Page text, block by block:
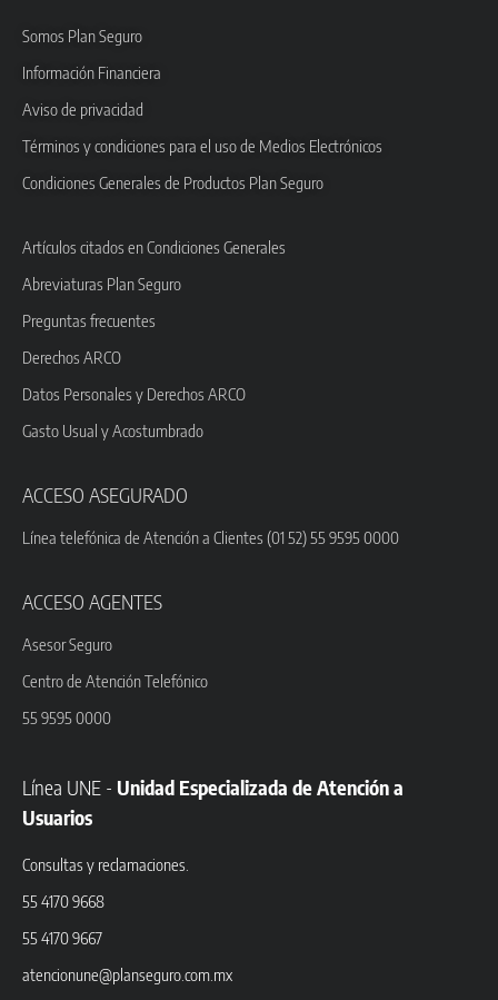
Somos Plan Seguro
Información Financiera
Aviso de privacidad
Términos y condiciones para el uso de Medios Electrónicos
Condiciones Generales de Productos Plan Seguro
Artículos citados en Condiciones Generales
Abreviaturas Plan Seguro
Preguntas frecuentes
Derechos ARCO
Datos Personales y Derechos ARCO
Gasto Usual y Acostumbrado
ACCESO ASEGURADO
Línea telefónica de Atención a Clientes (01 52) 55 9595 0000
ACCESO AGENTES
Asesor Seguro
Centro de Atención Telefónico
55 9595 0000
Línea UNE - Unidad Especializada de Atención a
Usuarios
Consultas y reclamaciones.
55 4170 9668
55 4170 9667
atencionune@planseguro.com.mx